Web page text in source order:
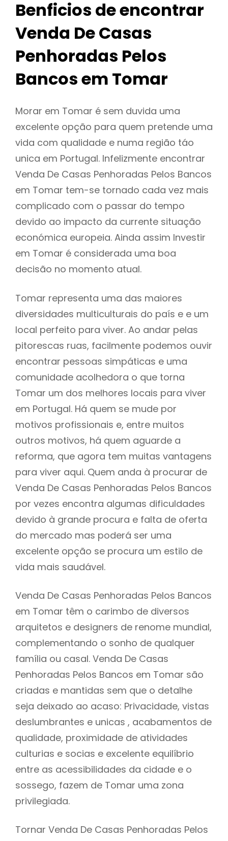
Benficios de encontrar
Venda De Casas
Penhoradas Pelos
Bancos em Tomar
Morar em Tomar é sem duvida uma
excelente opção para quem pretende uma
vida com qualidade e numa região táo
unica em Portugal. Infelizmente encontrar
Venda De Casas Penhoradas Pelos Bancos
em Tomar tem-se tornado cada vez mais
complicado com o passar do tempo
devido ao impacto da currente situação
económica europeia. Ainda assim Investir
em Tomar é considerada uma boa
decisão no momento atual.
Tomar representa uma das maiores
diversidades multiculturais do país e e um
local perfeito para viver. Ao andar pelas
pitorescas ruas, facilmente podemos ouvir
encontrar pessoas simpáticas e uma
comunidade acolhedora o que torna
Tomar um dos melhores locais para viver
em Portugal. Há quem se mude por
motivos profissionais e, entre muitos
outros motivos, há quem aguarde a
reforma, que agora tem muitas vantagens
para viver aqui. Quem anda à procurar de
Venda De Casas Penhoradas Pelos Bancos
por vezes encontra algumas dificuldades
devido à grande procura e falta de oferta
do mercado mas poderá ser uma
excelente opção se procura um estilo de
vida mais saudável.
Venda De Casas Penhoradas Pelos Bancos
em Tomar têm o carimbo de diversos
arquitetos e designers de renome mundial,
complementando o sonho de qualquer
família ou casal. Venda De Casas
Penhoradas Pelos Bancos em Tomar são
criadas e mantidas sem que o detalhe
seja deixado ao acaso: Privacidade, vistas
deslumbrantes e unicas , acabamentos de
qualidade, proximidade de atividades
culturias e socias e excelente equilíbrio
entre as acessibilidades da cidade e o
sossego, fazem de Tomar uma zona
privilegiada.
Tornar Venda De Casas Penhoradas Pelos